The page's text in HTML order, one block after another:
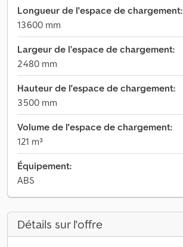
Longueur de l'espace de chargement:
13 600 mm
Largeur de l’espace de chargement:
2 480 mm
Hauteur de l'espace de chargement:
3 500 mm
Volume de l'espace de chargement:
121 m³
Équipement:
ABS
Détails sur l'offre